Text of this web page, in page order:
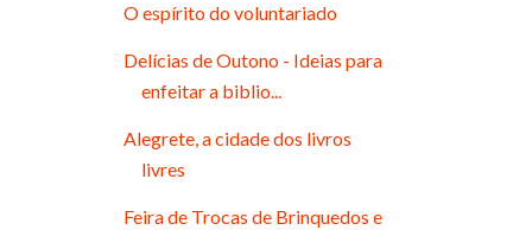
O espírito do voluntariado
Delícias de Outono - Ideias para
enfeitar a biblio...
Alegrete, a cidade dos livros
livres
Feira de Trocas de Brinquedos e